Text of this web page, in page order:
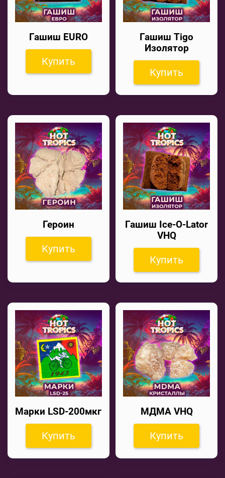
Гашиш EURO
Купить
Гашиш Tigo
Изолятор
Купить
Героин
Купить
Гашиш Ice-O-Lator
VHQ
Купить
Марки LSD-200мкг
Купить
МДМА VHQ
Купить